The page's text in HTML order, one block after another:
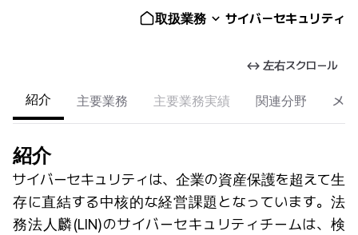
取扱業務 サイバーセキュリティ
↔ 左右スクロール
紹介 主要業務 主要業務実績 関連分野 メ
紹介
サイバーセキュリティは、企業の資産保護を超えて生
存に直結する中核的な経営課題となっています。法
務法人麟(LIN)のサイバーセキュリティチームは、検